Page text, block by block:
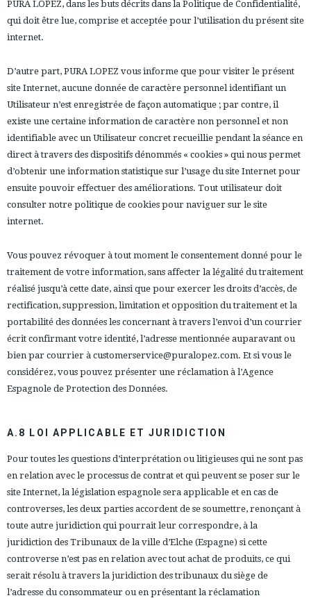
PURA LOPEZ, dans les buts décrits dans la Politique de Confidentialité,
qui doit être lue, comprise et acceptée pour l’utilisation du présent site
internet.
D’autre part, PURA LOPEZ vous informe que pour visiter le présent
site Internet, aucune donnée de caractère personnel identifiant un
Utilisateur n’est enregistrée de façon automatique ; par contre, il
existe une certaine information de caractère non personnel et non
identifiable avec un Utilisateur concret recueillie pendant la séance en
direct à travers des dispositifs dénommés « cookies » qui nous permet
d’obtenir une information statistique sur l’usage du site Internet pour
ensuite pouvoir effectuer des améliorations. Tout utilisateur doit
consulter notre politique de cookies pour naviguer sur le site
internet.
Vous pouvez révoquer à tout moment le consentement donné pour le
traitement de votre information, sans affecter la légalité du traitement
réalisé jusqu’à cette date, ainsi que pour exercer les droits d’accès, de
rectification, suppression, limitation et opposition du traitement et la
portabilité des données les concernant à travers l’envoi d’un courrier
écrit confirmant votre identité, l’adresse mentionnée auparavant ou
bien par courrier à customerservice@puralopez.com. Et si vous le
considérez, vous pouvez présenter une réclamation à l’Agence
Espagnole de Protection des Données.
A.8 LOI APPLICABLE ET JURIDICTION
Pour toutes les questions d’interprétation ou litigieuses qui ne sont pas
en relation avec le processus de contrat et qui peuvent se poser sur le
site Internet, la législation espagnole sera applicable et en cas de
controverses, les deux parties accordent de se soumettre, renonçant à
toute autre juridiction qui pourrait leur correspondre, à la
juridiction des Tribunaux de la ville d’Elche (Espagne) si cette
controverse n’est pas en relation avec tout achat de produits, ce qui
serait résolu à travers la juridiction des tribunaux du siège de
l’adresse du consommateur ou en présentant la réclamation